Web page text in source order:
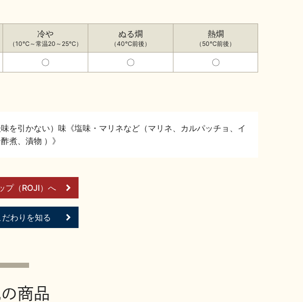
冷や
（10℃～常温20～25℃）
ぬる燗
（40℃前後）
熱燗
（50℃前後）
〇 〇 〇
を引かない）味《塩味・マリネなど（マリネ、カルパッチョ、イ
煮、漬物 ）》
プ（ROJI）へ
わりを知る
商品